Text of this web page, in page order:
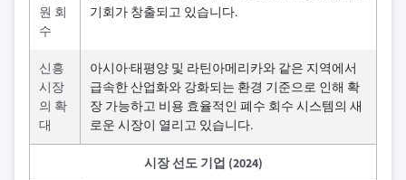
원 회
수
기회가 창출되고 있습니다.
신흥
시장
의 확
대
아시아·태평양 및 라틴아메리카와 같은 지역에서
급속한 산업화와 강화되는 환경 기준으로 인해 확
장 가능하고 비용 효율적인 폐수 회수 시스템의 새
로운 시장이 열리고 있습니다.
시장 선도 기업 (2024)